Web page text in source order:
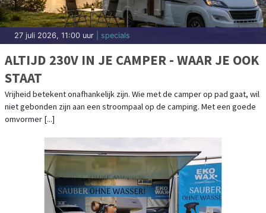
27 juli 2026, 11:00 uur | specials
ALTIJD 230V IN JE CAMPER - WAAR JE OOK
STAAT
Vrijheid betekent onafhankelijk zijn. Wie met de camper op pad gaat, wil
niet gebonden zijn aan een stroompaal op de camping. Met een goede
omvormer [...]